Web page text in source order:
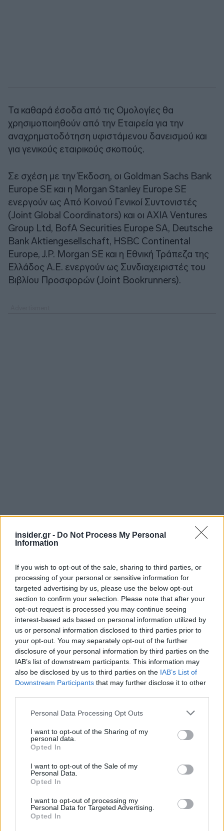
insider.gr - Do Not Process My Personal
Information
If you wish to opt-out of the sale, sharing to third parties, or
processing of your personal or sensitive information for
targeted advertising by us, please use the below opt-out
section to confirm your selection. Please note that after your
opt-out request is processed you may continue seeing
interest-based ads based on personal information utilized by
us or personal information disclosed to third parties prior to
your opt-out. You may separately opt-out of the further
disclosure of your personal information by third parties on the
IAB’s list of downstream participants. This information may
also be disclosed by us to third parties on the IAB’s List of
Downstream Participants that may further disclose it to other
Please note that this website/app uses one or more Google
not limited to your visit or usage behaviour. You may click to
grant or deny consent to Google and its third-party tags to
use your data for below specified purposes in below Google
consent section.
Personal Data Processing Opt Outs
I want to opt-out of the Sharing of my
personal data.
Opted In
I want to opt-out of the Sale of my
Personal Data.
Opted In
I want to opt-out of processing my
Personal Data for Targeted Advertising.
Opted In
Τα καθαρά έσοδα από τις Ομολογίες θα
χρησιμοποιηθούν από την Εταιρεία για την
αναχρηματοδότηση υφιστάμενου δανεισμού και
για γενικούς εταιρικούς σκοπούς.
Σε σχέση με την Έκδοση, οι Goldman Sachs Bank
Europe SE και η Morgan Stanley Europe SE
ενεργούν ως Από Κοινού Γενικοί Συντονιστές
(Joint Global Coordinators) και οι AXIA Ventures
Group Ltd, BofA Securities Europe SA, Deutsche
Bank Aktiengesellschaft, HSBC Continental
Europe, J.P. Morgan SE και η Εθνική Τράπεζα της
Ελλάδος A.E. ενεργούν ως Συνδιαχειριστές του
Βιβλίου Προσφορών (Joint Bookrunners).
Ακολουθήστε τοinsider.gr στο Google Newsκαι μάθετε
πρώτοι όλες τιςειδήσειςαπό την Ελλάδα και τον κόσμο.